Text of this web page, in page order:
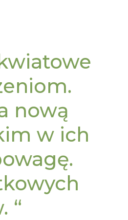
nową
w ich
“